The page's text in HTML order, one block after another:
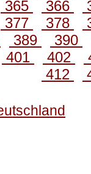
365 366
377 378
389
390
401 402
412